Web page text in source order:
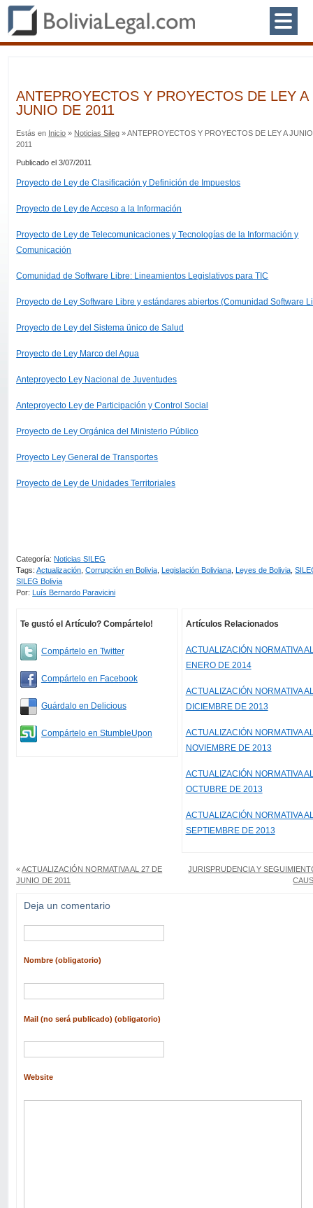
ANTEPROYECTOS Y PROYECTOS DE LEY A
JUNIO DE 2011
Estás en Inicio » Noticias Sileg » ANTEPROYECTOS Y PROYECTOS DE LEY A
2011
Publicado el 3/07/2011
Proyecto de Ley de Clasificación y Definición de Impuestos
Proyecto de Ley de Acceso a la Información
Proyecto de Ley de Telecomunicaciones y Tecnologías de la Información y
Comunicación
Comunidad de Software Libre: Lineamientos Legislativos para TIC
Proyecto de Ley Software Libre y estándares abiertos (Comunidad Software
Proyecto de Ley del Sistema ünico de Salud
Proyecto de Ley Marco del Agua
Anteproyecto Ley Nacional de Juventudes
Anteproyecto Ley de Participación y Control Social
Proyecto de Ley Orgánica del Ministerio Público
Proyecto Ley General de Transportes
Proyecto de Ley de Unidades Territoriales
Categoría: Noticias SILEG
Tags:Actualización ,Corrupción en Bolivia Legislación Boliviana Leyes de Bolivia ,
SILEG Bolivia
Por: Luís Bernardo Paravicini
Te gustó el Artículo? Compártelo!
Compártelo en Twitter
Compártelo en Facebook
Guárdalo en Delicious
Compártelo en StumbleUpon
Artículos Relacionados
ACTUALIZACIÓN NORMATIVA
ENERO DE 2014
ACTUALIZACIÓN NORMATIVA
DICIEMBRE DE 2013
ACTUALIZACIÓN NORMATIVA
NOVIEMBRE DE 2013
ACTUALIZACIÓN NORMATIVA
OCTUBRE DE 2013
ACTUALIZACIÓN NORMATIVA
SEPTIEMBRE DE 2013
«ACTUALIZACIÓN NORMATIVA AL 27 DE
JUNIO DE 2011
JURISPRUDENCIA Y
Deja un comentario
Nombre (obligatorio)
Mail (no será publicado) (obligatorio)
Website